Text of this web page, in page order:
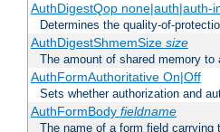
AuthDigestQop none|auth|auth-
Determines the quality-of-
AuthDigestShmemSize size
The amount of shared memory
AuthFormAuthoritative On|Off
Sets whether authorization and
AuthFormBody fieldname
The name of a form field